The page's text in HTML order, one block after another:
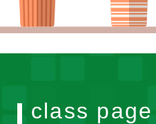
class page